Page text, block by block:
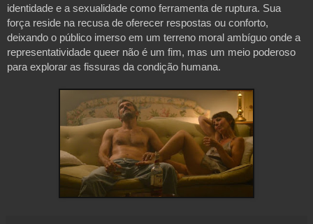
identidade e a sexualidade como ferramenta de ruptura. Sua
força reside na recusa de oferecer respostas ou conforto,
deixando o público imerso em um terreno moral ambíguo onde a
representatividade queer não é um fim, mas um meio poderoso
para explorar as fissuras da condição humana.